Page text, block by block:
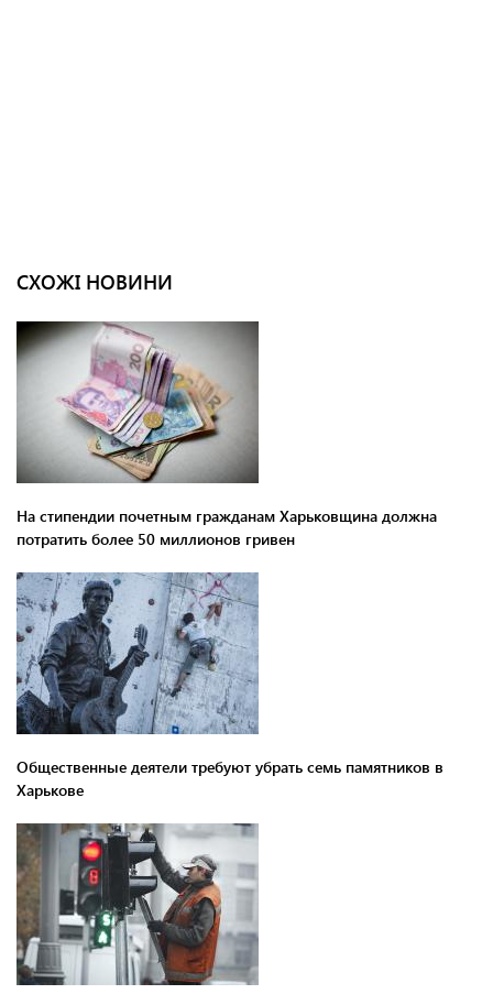
СХОЖІ НОВИНИ
На стипендии почетным гражданам Харьковщина должна
потратить более 50 миллионов гривен
Общественные деятели требуют убрать семь памятников в
Харькове